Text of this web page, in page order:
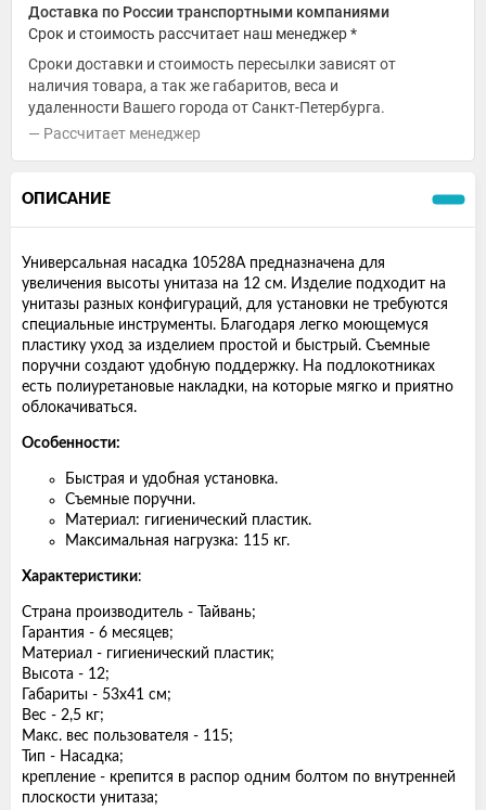
Доставка по России транспортными компаниями
Срок и стоимость рассчитает наш менеджер *
Сроки доставки и стоимость пересылки зависят от
наличия товара, а так же габаритов, веса и
удаленности Вашего города от Санкт-Петербурга.
Рассчитает менеджер
ОПИСАНИЕ
Универсальная насадка 10528А предназначена для
увеличения высоты унитаза на 12 см. Изделие подходит на
унитазы разных конфигураций, для установки не требуются
специальные инструменты. Благодаря легко моющемуся
пластику уход за изделием простой и быстрый. Съемные
поручни создают удобную поддержку. На подлокотниках
есть полиуретановые накладки, на которые мягко и приятно
облокачиваться.
Особенности:
Быстрая и удобная установка.
Съемные поручни.
Материал: гигиенический пластик.
Максимальная нагрузка: 115 кг.
Характеристики:
Страна производитель - Тайвань;
Гарантия - 6 месяцев;
Материал - гигиенический пластик;
Высота - 12;
Габариты - 53х41 см;
Вес - 2,5 кг;
Макс. вес пользователя - 115;
Тип - Насадка;
крепление - крепится в распор одним болтом по внутренней
плоскости унитаза;